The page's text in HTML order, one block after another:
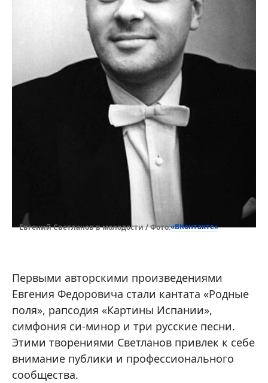
Евгений Светланов в молодости / Фото:«ВКонтакте»
Первыми авторскими произведениями
Евгения Федоровича стали кантата «Родные
поля», рапсодия «Картины Испании»,
симфония си-минор и три русские песни.
Этими творениями Светланов привлек к себе
внимание публики и профессионального
сообщества.